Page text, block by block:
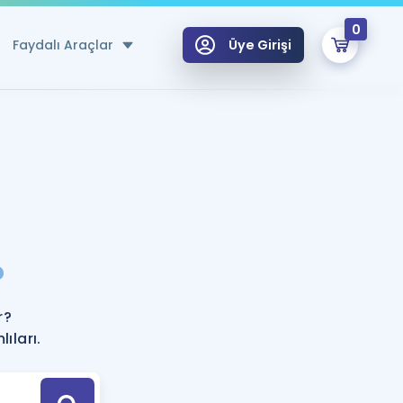
Faydalı Araçlar
Hesaplama Aracı
için Öneriler
Tek Takvimde
Üye Girişi
0
Hoca ile seni sınava hazırlayacak onlarca eğitim seni bekliyor!